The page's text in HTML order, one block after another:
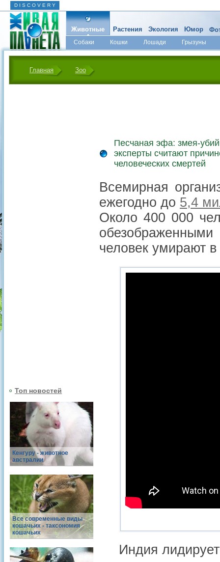
D I S C O V E R Y
Животные
Собаки Кошки Лошади
Грызуны
Микромир
Растения Экология Юмор
Главная Зоо
Топ новостей
Кенгуру - животное
австралии
Все современные виды
кошачьих - таксономия
кошачьих
Песчаная эфа: змея-
эксперты считают
человеческих смертей
Всемирная
ежегодно до 5,4
Около 400 000
человек умирают в
Индия